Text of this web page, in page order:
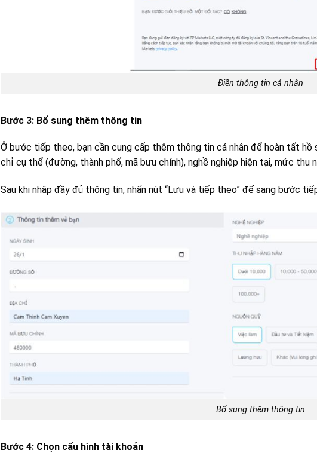
Điền thông tin cá nhân
Bước 3: Bổ sung thêm thông tin
Ở bước tiếp theo, bạn cần cung cấp thêm thông tin cá nhân để hoàn tất hồ
chỉ cụ thể (đường, thành phố, mã bưu chính), nghề nghiệp hiện tại, mức thu
Sau khi nhập đầy đủ thông tin, nhấn nút “Lưu và tiếp theo” để sang bước
Bổ sung thêm thông tin
Bước 4: Chọn cấu hình tài khoản